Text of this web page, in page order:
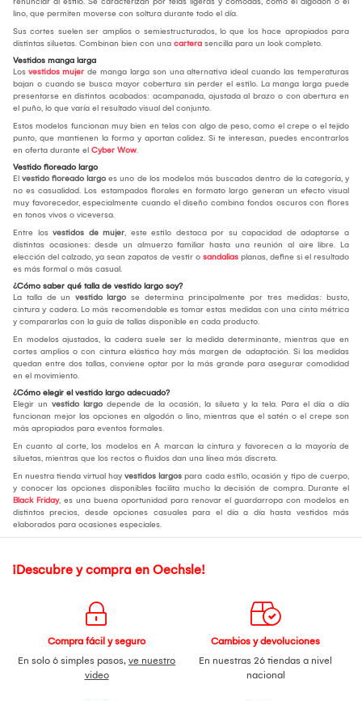
lino, que permiten moverse con soltura durante todo el día.
Sus cortes suelen ser amplios o semiestructurados, lo que los hace apropiados para
distintas siluetas. Combinan bien con una cartera sencilla para un look completo.
Vestidos manga larga
Los vestidos mujer de manga larga son una alternativa ideal cuando las temperaturas
bajan o cuando se busca mayor cobertura sin perder el estilo. La manga larga puede
presentarse en distintos acabados: acampanada, ajustada al brazo o con abertura en
el puño, lo que varía el resultado visual del conjunto.
Estos modelos funcionan muy bien en telas con algo de peso, como el crepe o el tejido
punto, que mantienen la forma y aportan calidez. Si te interesan, puedes encontrarlos
en oferta durante el Cyber Wow.
Vestido floreado largo
El vestido floreado largo es uno de los modelos más buscados dentro de la categoría, y
no es casualidad. Los estampados florales en formato largo generan un efecto visual
muy favorecedor, especialmente cuando el diseño combina fondos oscuros con flores
en tonos vivos o viceversa.
Entre los vestidos de mujer, este estilo destaca por su capacidad de adaptarse a
distintas ocasiones: desde un almuerzo familiar hasta una reunión al aire libre. La
elección del calzado, ya sean zapatos de vestir o sandalias planas, define si el resultado
es más formal o más casual.
¿Cómo saber qué talla de vestido largo soy?
La talla de un vestido largo se determina principalmente por tres medidas: busto,
cintura y cadera. Lo más recomendable es tomar estas medidas con una cinta métrica
y compararlas con la guía de tallas disponible en cada producto.
En modelos ajustados, la cadera suele ser la medida determinante, mientras que en
cortes amplios o con cintura elástica hay más margen de adaptación. Si las medidas
quedan entre dos tallas, conviene optar por la más grande para asegurar comodidad
en el movimiento.
¿Cómo elegir el vestido largo adecuado?
Elegir un vestido largo depende de la ocasión, la silueta y la tela. Para el día a día
funcionan mejor las opciones en algodón o lino, mientras que el satén o el crepe son
más apropiados para eventos formales.
En cuanto al corte, los modelos en A marcan la cintura y favorecen a la mayoría de
siluetas, mientras que los rectos o fluidos dan una línea más discreta.
En nuestra tienda virtual hay vestidos largos para cada estilo, ocasión y tipo de cuerpo,
y conocer las opciones disponibles facilita mucho la decisión de compra. Durante el
Black Friday, es una buena oportunidad para renovar el guardarropa con modelos en
distintos precios, desde opciones casuales para el día a día hasta vestidos más
elaborados para ocasiones especiales.
¡Descubre y compra en Oechsle!
Compra fácil y seguro
En solo 6 simples pasos, ve nuestro
video
Cambios y devoluciones
En nuestras 26 tiendas a nivel
nacional